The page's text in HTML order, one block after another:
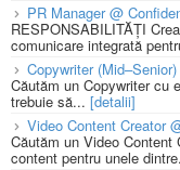
PR Manager @
RESPONSABILITĂȚI
comunicare integrată
Copywriter
Căutăm un Copywriter cu
trebuie să... [detalii]
Video Content Creator
Căutăm un Video
content pentru unele